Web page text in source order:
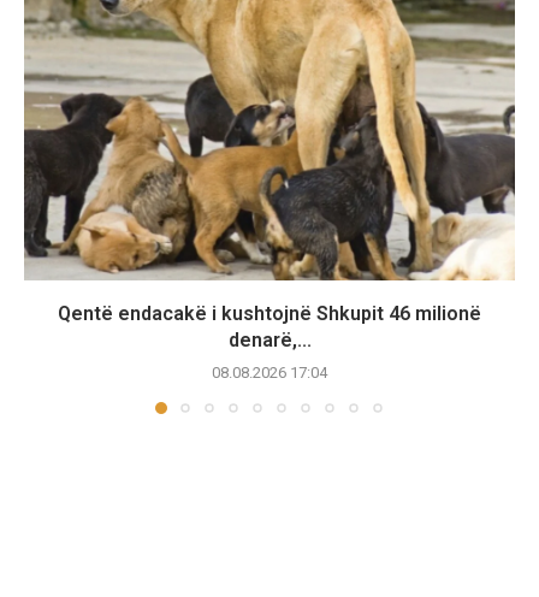
Qentë endacakë i kushtojnë Shkupit 46 milionë
denarë,...
08.08.2026 17:04